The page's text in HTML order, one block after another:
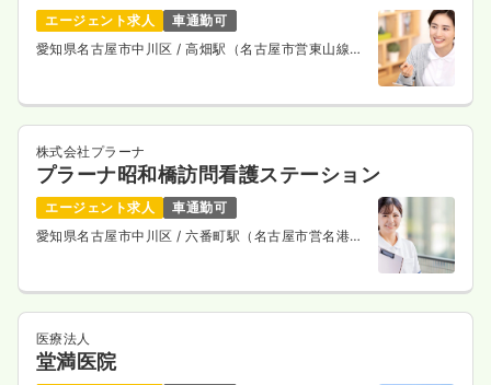
エージェント求人
車通勤可
愛知県名古屋市中川区/ 高畑駅（名古屋市営東山線）
株式会社プラーナ
プラーナ昭和橋訪問看護ステーション
エージェント求人
車通勤可
愛知県名古屋市中川区/ 六番町駅（名古屋市営名港
医療法人
堂満医院